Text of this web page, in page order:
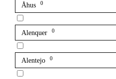
Åhus 0
Alenquer 0
Alentejo 0